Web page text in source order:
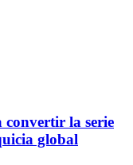
convertir la serie
global